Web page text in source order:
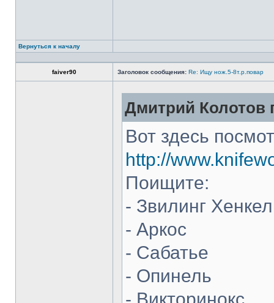
Вернуться к началу
faiver90 Заголовок сообщения: Re: Ищу нож.5-8т.р.повар
Дмитрий Колотов
Вот здесь
http://
Поищите:
- Звилинг
- Аркос
- Сабатье
- Опинель